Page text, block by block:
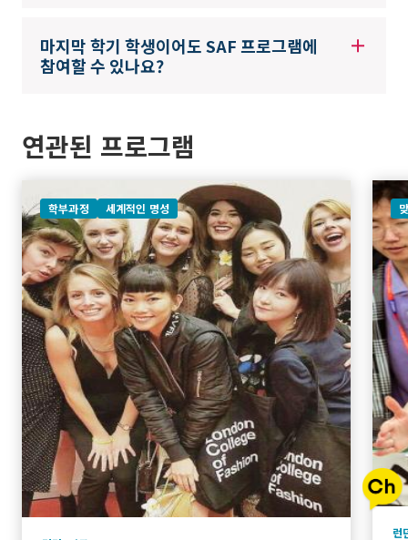
마지막 학기 학생이어도 SAF 프로그램에
참여할 수 있나요?
연관된 프로그램
학부과정 세계적인 명성
런